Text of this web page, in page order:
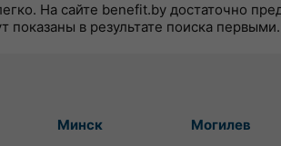
На сайте benefit.by достаточно
в результате поиска первыми.
Минск
Могилев